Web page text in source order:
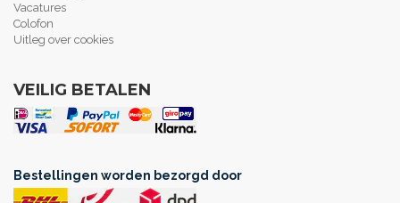
Vacatures
Colofon
Uitleg over cookies
VEILIG BETALEN
Bestellingen worden bezorgd door